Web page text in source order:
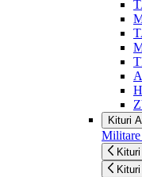
Kituri